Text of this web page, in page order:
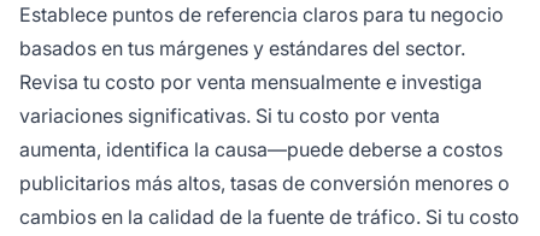
Establece puntos de referencia claros para tu negocio
basados en tus márgenes y estándares del sector.
Revisa tu costo por venta mensualmente e investiga
variaciones significativas. Si tu costo por venta
aumenta, identifica la causa—puede deberse a costos
publicitarios más altos, tasas de conversión menores o
cambios en la calidad de la fuente de tráfico. Si tu costo